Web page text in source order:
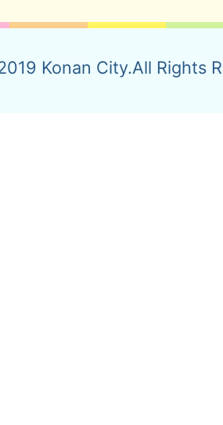
Konan City.All Rights